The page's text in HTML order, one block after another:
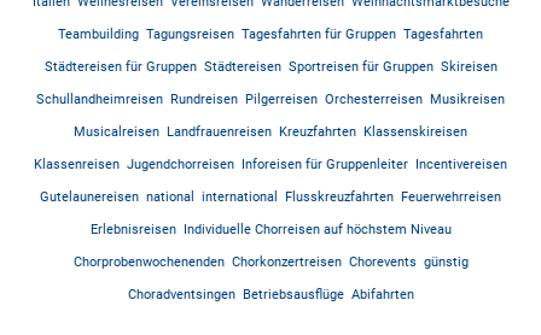
Teambuilding Tagungsreisen Tagesfahrten für Gruppen Tagesfahrten
Städtereisen für Gruppen Städtereisen Sportreisen für Gruppen Skireisen
Schullandheimreisen Rundreisen Pilgerreisen Orchesterreisen Musikreisen
Musicalreisen Landfrauenreisen Kreuzfahrten Klassenskireisen
Klassenreisen Jugendchorreisen Inforeisen für Gruppenleiter Incentivereisen
Gutelaunereisen national international Flusskreuzfahrten Feuerwehrreisen
Erlebnisreisen Individuelle Chorreisen auf höchstem Niveau
Chorprobenwochenenden Chorkonzertreisen Chorevents günstig
Choradventsingen Betriebsausflüge Abifahrten